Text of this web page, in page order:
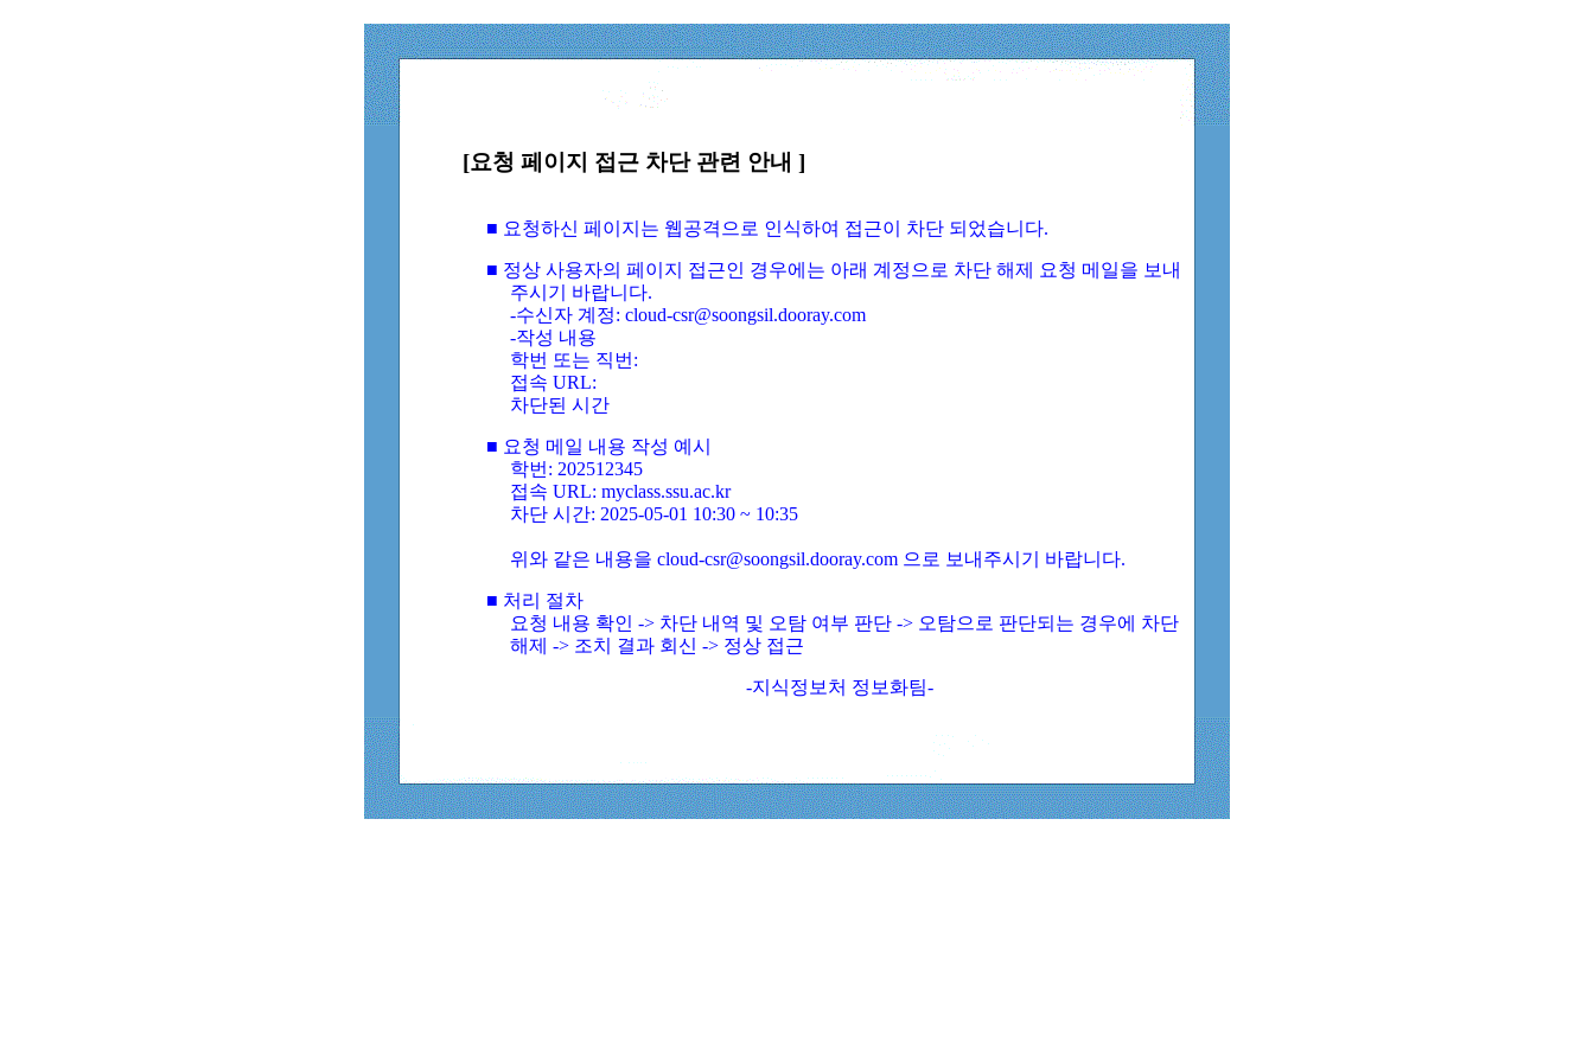
[요청 페이지 접근 차단 관련 안내 ]
■ 요청하신 페이지는 웹공격으로 인식하여 접근이 차단 되었습니다.
■ 정상 사용자의 페이지 접근인 경우에는 아래 계정으로 차단 해제 요청 메일을 보내
주시기 바랍니다.
-수신자 계정: cloud-csr@soongsil.dooray.com
-작성 내용
학번 또는 직번:
접속 URL:
차단된 시간
■ 요청 메일 내용 작성 예시
학번: 202512345
접속 URL: myclass.ssu.ac.kr
차단 시간: 2025-05-01 10:30 ~ 10:35
위와 같은 내용을 cloud-csr@soongsil.dooray.com 으로 보내주시기 바랍니다.
■ 처리 절차
요청 내용 확인 -> 차단 내역 및 오탐 여부 판단 -> 오탐으로 판단되는 경우에 차단
해제 -> 조치 결과 회신 -> 정상 접근
-지식정보처 정보화팀-